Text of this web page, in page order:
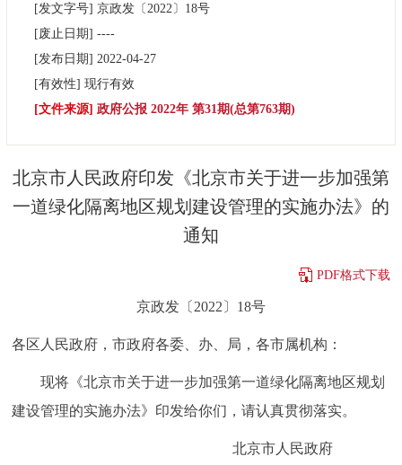
市领导
决策公开 专题公开
法人服务
中介服务 阳光政务
政民互动
我要咨询 我要建议
[发文字号] 京政发〔2022〕 18号
[废止日期] ----
[发布日期] 2022-04-27
[有效性] 现行有效
[文件来源] 政府公报 2022年 第31期(总第763期)
北京市人民政府印发《北京市关于进一步加强第
一道绿化隔离地区规划建设管理的实施办法》的
通知
PDF格式下载
京政发〔2022〕18号
各区人民政府，市政府各委、办、局，各市属机构：
现将《北京市关于进一步加强第一道绿化隔离地区规划
建设管理的实施办法》印发给你们，请认真贯彻落实。
北京市人民政府